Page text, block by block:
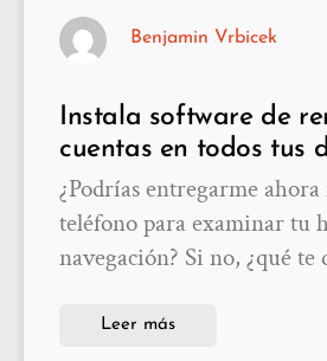
Instala software de
cuentas en todos tus
¿Podrías entregarme
teléfono para examinar tu
navegación? Si no, ¿qué te
Leer más
Benjamin Vrbicek